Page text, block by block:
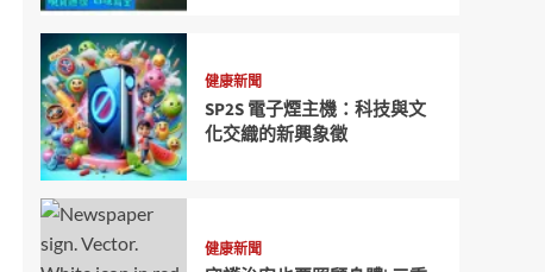
健康新聞
SP2S 電子煙主機：科技與文
化交織的新興象徵
健康新聞